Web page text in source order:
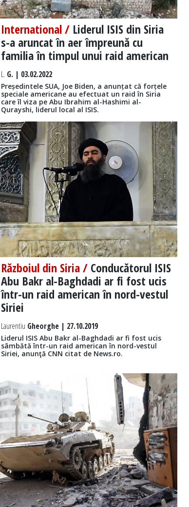
International / Liderul ISIS din Siria
s-a aruncat în aer împreună cu
familia în timpul unui raid american
L. G. | 03.02.2022
Președintele SUA, Joe Biden, a anunțat că forțele
speciale americane au efectuat un raid în Siria
care îl viza pe Abu Ibrahim al-Hashimi al-
Qurayshi, liderul local al ISIS.
Războiul din Siria / Conducătorul ISIS
Abu Bakr al-Baghdadi ar fi fost ucis
într-un raid american în nord-vestul
Siriei
Laurentiu Gheorghe | 27.10.2019
Liderul ISIS Abu Bakr al-Baghdadi ar fi fost ucis
sâmbătă într-un raid american în nord-vestul
Siriei, anunţă CNN citat de News.ro.